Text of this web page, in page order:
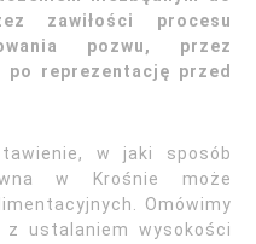
zawiłości procesu
pozwu, przez
po reprezentację przed
w jaki sposób
w Krośnie może
Omówimy
ustalaniem wysokości